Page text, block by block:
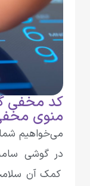
کد مخفی
منوی
می‌خواهیم
در گوشی
کمک آن